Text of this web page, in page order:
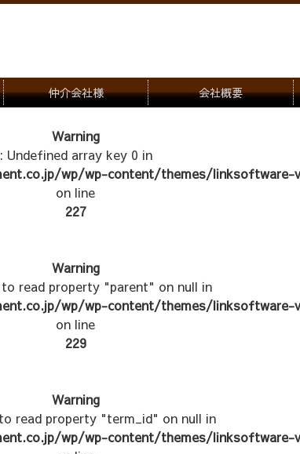
仲介会社様
物件写真
管理物件紹介
会社概要
Warning
: Undefined array key 0 in
wp/wp-content/themes/linksoftware-
on line
227
Warning
read property "parent" on null in
wp/wp-content/themes/linksoftware-
on line
229
Warning
read property "term_id" on null in
wp/wp-content/themes/linksoftware-